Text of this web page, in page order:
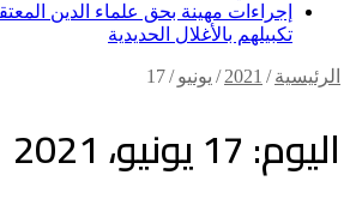
إجراءات مهينة بحق علماء الدين
تكبيلهم بالأغلال الحديدية
الرئيسية /
2021
/ يونيو /
17
اليوم: 17 يونيو، 2021